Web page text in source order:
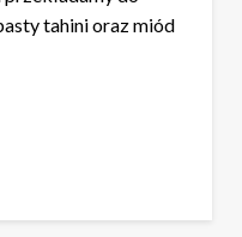
tahini oraz miód